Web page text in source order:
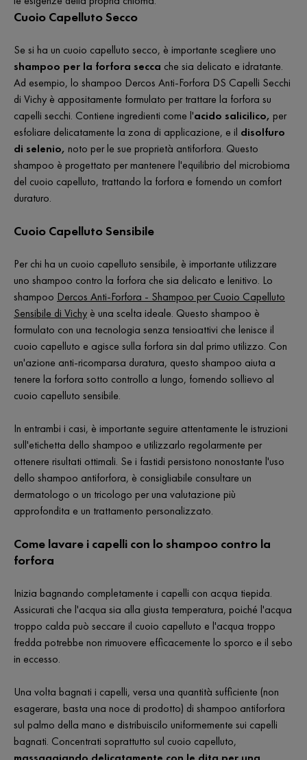
Cuoio Capelluto Secco
Se si ha un cuoio capelluto secco, è importante scegliere uno
shampoo per la forfora secca che sia delicato e idratante.
Ad esempio, lo shampoo Dercos Anti-Forfora DS Capelli Secchi
di Vichy è appositamente formulato per trattare la forfora su
capelli secchi. Contiene ingredienti come l'acido salicilico, per
esfoliare delicatamente la zona di applicazione, e il disolfuro
di selenio, noto per le sue proprietà antiforfora. Questo
shampoo è progettato per mantenere l'equilibrio del microbioma
del cuoio capelluto, trattando la forfora e fornendo un comfort
duraturo.
Cuoio Capelluto Sensibile
Per chi ha un cuoio capelluto sensibile, è importante utilizzare
uno shampoo contro la forfora che sia delicato e lenitivo. Lo
shampoo Dercos Anti-Forfora - Shampoo per Cuoio Capelluto
Sensibile di Vichy è una scelta ideale. Questo shampoo è
formulato con una tecnologia senza tensioattivi che lenisce il
cuoio capelluto e agisce sulla forfora sin dal primo utilizzo. Con
un'azione anti-ricomparsa duratura, questo shampoo aiuta a
tenere la forfora sotto controllo a lungo, fornendo sollievo al
cuoio capelluto sensibile.
In entrambi i casi, è importante seguire attentamente le istruzioni
sull'etichetta dello shampoo e utilizzarlo regolarmente per
ottenere risultati ottimali. Se i fastidi persistono nonostante l'uso
dello shampoo antiforfora, è consigliabile consultare un
dermatologo o un tricologo per una valutazione più
approfondita e un trattamento personalizzato.
Come lavare i capelli con lo shampoo contro la
forfora
Inizia bagnando completamente i capelli con acqua tiepida.
Assicurati che l'acqua sia alla giusta temperatura, poiché l'acqua
troppo calda può seccare il cuoio capelluto e l'acqua troppo
fredda potrebbe non rimuovere efficacemente lo sporco e il sebo
in eccesso.
Una volta bagnati i capelli, versa una quantità sufficiente (non
esagerare, basta una noce di prodotto) di shampoo antiforfora
sul palmo della mano e distribuiscilo uniformemente sui capelli
bagnati. Concentrati soprattutto sul cuoio capelluto,